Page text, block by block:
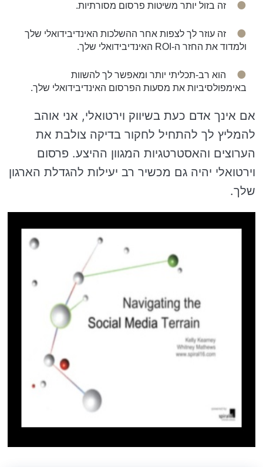
זה בזול יותר משיטות פרסום מסורתיות.
זה עוזר לך לצפות אחר ההשלכות האינדיבידואלי שלך
ולמדוד את החזר ה-ROI האינדיבידואלי שלך.
הוא רב-תכליתי יותר ומאפשר לך להשוות
באימפולסיביות את מסעות הפרסום האינדיבידואלי שלך.
אם אינך אדם כעת בשיווק וירטואלי, אני אוהב
להמליץ לך להתחיל לחקור בדיקה צולבת את
הערוצים והאסטרטגיות המגוון ההיצע. פרסום
וירטואלי יהיה גם מכשיר רב יעילות להגדלת הארגון
שלך.